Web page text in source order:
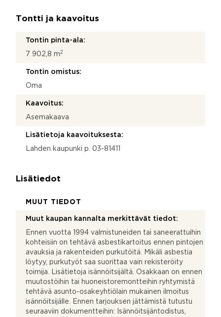
Tontti ja kaavoitus
Tontin pinta-ala:
7 902,8 m2
Tontin omistus:
Oma
Kaavoitus:
Asemakaava
Lisätietoja kaavoituksesta:
Lahden kaupunki p. 03-81411
Lisätiedot
MUUT TIEDOT
Muut kaupan kannalta merkittävät tiedot:
Ennen vuotta 1994 valmistuneiden tai saneerattuihin
kohteisiin on tehtävä asbestikartoitus ennen pintojen
avauksia ja rakenteiden purkutöitä. Mikäli asbestia
löytyy, purkutyöt saa suorittaa vain rekisteröity
toimija. Lisätietoja isännöitsijältä. Osakkaan on ennen
muutostöihin tai huoneistoremontteihin ryhtymistä
tehtävä asunto-osakeyhtiölain mukainen ilmoitus
isännöitsijälle. Ennen tarjouksen jättämistä tutustu
seuraaviin dokumentteihin: Isännöitsijäntodistus,